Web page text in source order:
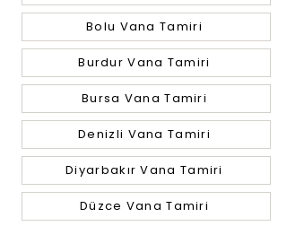
Bolu Vana Tamiri
Burdur Vana Tamiri
Bursa Vana Tamiri
Denizli Vana Tamiri
Diyarbakır Vana Tamiri
Düzce Vana Tamiri